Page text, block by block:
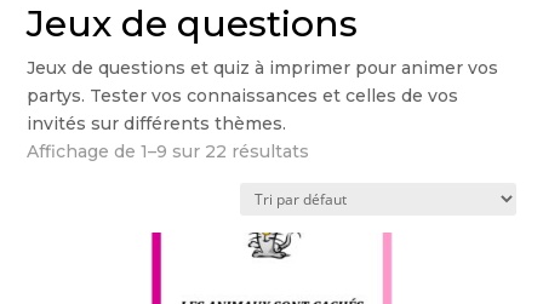
Jeux de questions
Jeux de questions et quiz à imprimer pour animer vos
partys. Tester vos connaissances et celles de vos
invités sur différents thèmes.
Affichage de 1–9 sur 22 résultats